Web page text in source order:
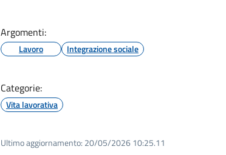
Argomenti:
Lavoro Integrazione sociale
Categorie:
Vita lavorativa
Ultimo aggiornamento: 20/05/2026 10:25.11